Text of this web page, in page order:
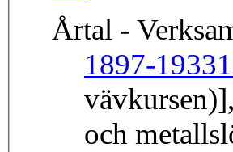
Årtal -
1897-1933
vävkursen)],
och